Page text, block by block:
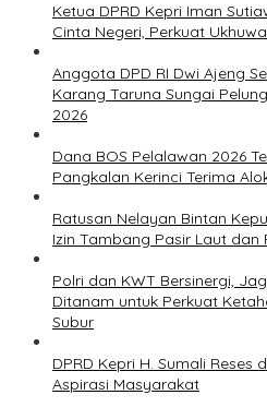
Ketua DPRD Kepri Iman
Cinta Negeri, Perkuat
Anggota DPD RI Dwi Ajeng
Karang Taruna Sungai
2026
Dana BOS Pelalawan 2026
Pangkalan Kerinci Terima
Ratusan Nelayan Bintan
Izin Tambang Pasir Laut dan
Polri dan KWT Bersinergi,
Ditanam untuk Perkuat
Subur
DPRD Kepri H. Sumali
Aspirasi Masyarakat